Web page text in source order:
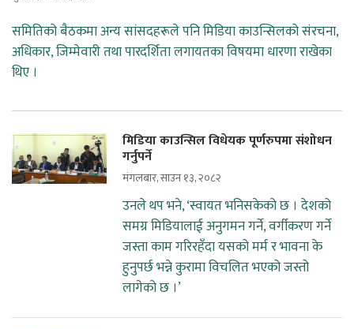
समितिको बैठकमा अन्य सांसदहरूले पनि मिडिया काउन्सिलको संरचना,
अधिकार, जिम्मेवारी तथा पारदर्शिता लगायतका विषयमा धारणा राखेका
थिए ।
मिडिया काउन्सिल विधेयक पूर्णरुपमा संशोधन
गर्नुपर्ने
मंगलबार, साउन १३, २०८२
उनले थप भने, ‘स्वायत भनिसकेको छ । देशको
समग्र मिडियालाई अनुगमन गर्ने, वर्गीकरण गर्ने
जस्ता काम गरिरहँदा यसको मर्म र भावना के
हुनुपर्छ भन्ने कुरामा विचलित भएको जस्तो
लागेको छ ।’